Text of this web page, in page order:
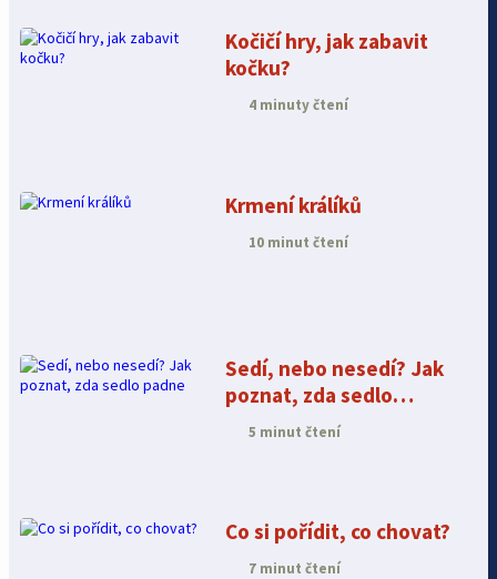
Kočičí hry, jak zabavit
kočku?
4 minuty čtení
Krmení králíků
10 minut čtení
Sedí, nebo nesedí? Jak
poznat, zda sedlo
padne
5 minut čtení
Co si pořídit, co chovat?
7 minut čtení